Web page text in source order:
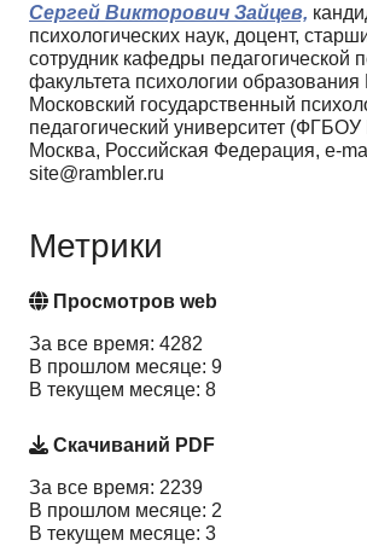
Сергей Викторович Зайцев,
психологических наук, доцент,
сотрудник кафедры педагогической
факультета психологии
Московский государственный
педагогический университет
Москва, Российская Федерация, e-
site@rambler.ru
Метрики
Просмотров web
За все время: 4282
В прошлом месяце: 9
В текущем месяце: 8
Скачиваний PDF
За все время: 2239
В прошлом месяце: 2
В текущем месяце: 3